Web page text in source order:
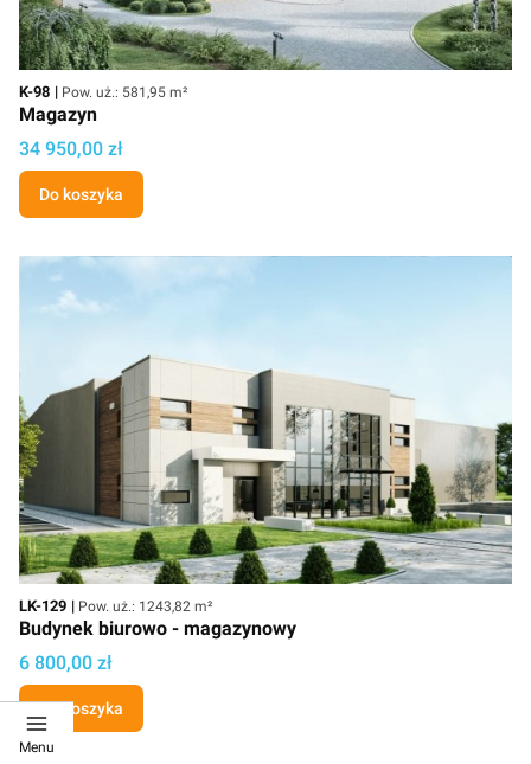
Kod
K-98 Powierzchnia użytkowa
Pow. uż.: 581,95 m²
Magazyn
Cena
34 950,00 zł
Do koszyka
Kod
LK-129 Powierzchnia użytkowa
Pow. uż.: 1243,82 m²
Budynek biurowo - magazynowy
Cena projektu
6 800,00 zł
Do koszyka
Menu